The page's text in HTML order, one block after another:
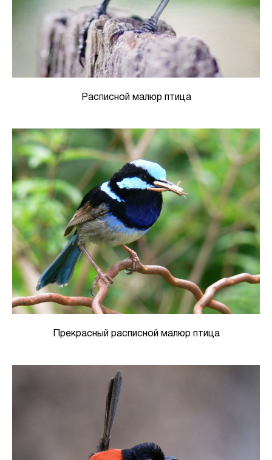
Расписной малюр птица
Прекрасный расписной малюр птица